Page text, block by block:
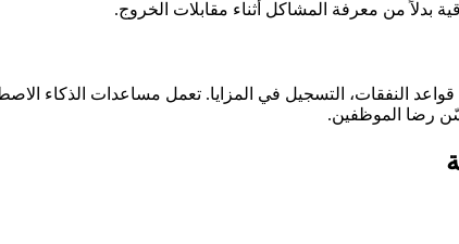
بدلاً من معرفة المشاكل أثناء مقابلات الخروج.
النفقات، التسجيل في المزايا. تعمل مساعدات الذكاء
رضا الموظفين.